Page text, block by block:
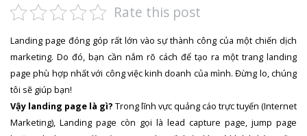
Rate this post
Landing page đóng góp rất lớn vào sự thành công của một chiến dịch
marketing. Do đó, bạn cần nắm rõ cách để tạo ra một trang landing
page phù hợp nhất với công việc kinh doanh của mình. Đừng lo, chúng
tôi sẽ giúp bạn!
Vậy landing page là gì? Trong lĩnh vực quảng cáo trực tuyến (Internet
Marketing), Landing page còn gọi là lead capture page, jump page